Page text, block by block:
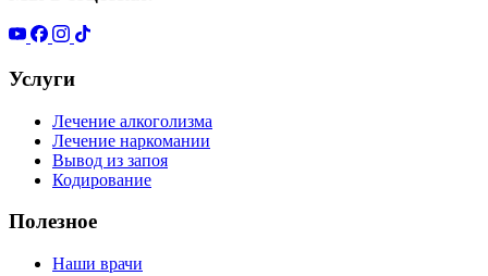
Услуги
Лечение алкоголизма
Лечение наркомании
Вывод из запоя
Кодирование
Полезное
Наши врачи